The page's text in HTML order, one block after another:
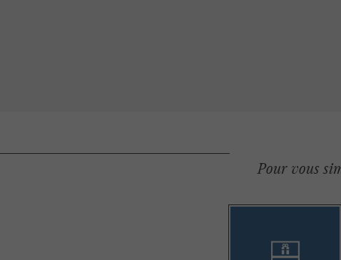
Pour vous